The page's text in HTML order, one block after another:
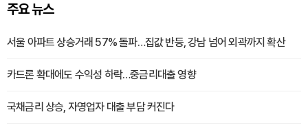
주요 뉴스
서울 아파트 상승거래 57% 돌파…집값 반등, 강남 넘어 외곽까지 확산
카드론 확대에도 수익성 하락…중금리대출 영향
국채금리 상승, 자영업자 대출 부담 커진다